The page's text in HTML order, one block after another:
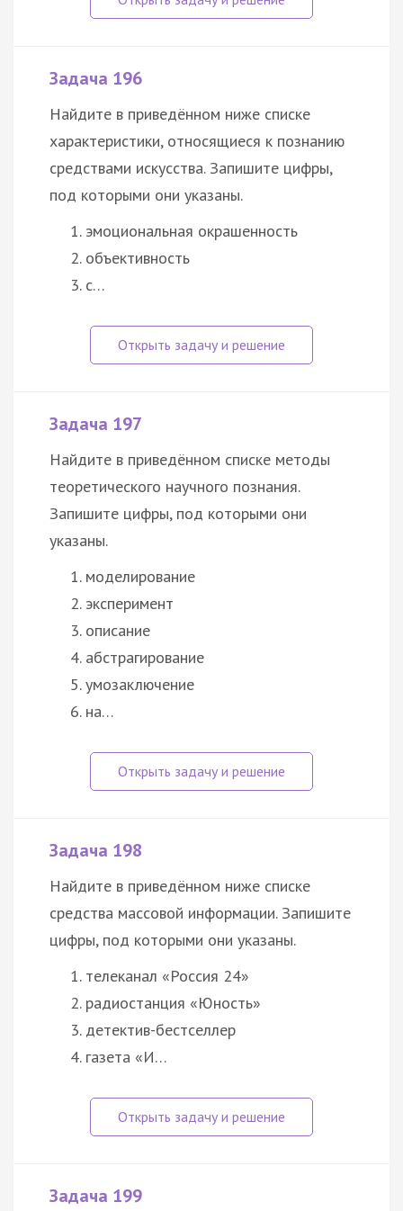
Задача 196
Найдите в приведённом ниже списке
характеристики, относящиеся к познанию
средствами искусства. Запишите цифры,
под которыми они указаны.
эмоциональная окрашенность
объективность
с…
Задача 197
Найдите в приведённом списке методы
теоретического научного познания.
Запишите цифры, под которыми они
указаны.
моделирование
эксперимент
описание
абстрагирование
умозаключение
на…
Задача 198
Найдите в приведённом ниже списке
средства массовой информации. Запишите
цифры, под которыми они указаны.
телеканал «Россия 24»
радиостанция «Юность»
детектив-бестселлер
газета «И…
Задача 199